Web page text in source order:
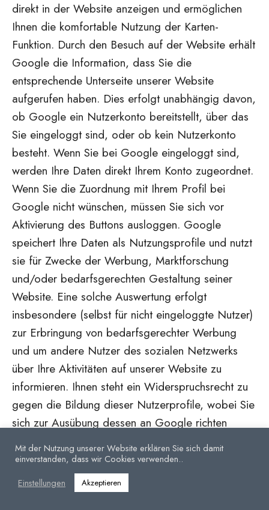
direkt in der Website anzeigen und ermöglichen
Ihnen die komfortable Nutzung der Karten-
Funktion. Durch den Besuch auf der Website erhält
Google die Information, dass Sie die
entsprechende Unterseite unserer Website
aufgerufen haben. Dies erfolgt unabhängig davon,
ob Google ein Nutzerkonto bereitstellt, über das
Sie eingeloggt sind, oder ob kein Nutzerkonto
besteht. Wenn Sie bei Google eingeloggt sind,
werden Ihre Daten direkt Ihrem Konto zugeordnet.
Wenn Sie die Zuordnung mit Ihrem Profil bei
Google nicht wünschen, müssen Sie sich vor
Aktivierung des Buttons ausloggen. Google
speichert Ihre Daten als Nutzungsprofile und nutzt
sie für Zwecke der Werbung, Marktforschung
und/oder bedarfsgerechten Gestaltung seiner
Website. Eine solche Auswertung erfolgt
insbesondere (selbst für nicht eingeloggte Nutzer)
zur Erbringung von bedarfsgerechter Werbung
und um andere Nutzer des sozialen Netzwerks
über Ihre Aktivitäten auf unserer Website zu
informieren. Ihnen steht ein Widerspruchsrecht zu
gegen die Bildung dieser Nutzerprofile, wobei Sie
sich zur Ausübung dessen an Google richten
müssen. Weitere Informationen zu Zweck und
Umfang der Datenerhebung und ihrer Verarbeitung
durch Google erhalten Sie neben weiteren
Informationen zu Ihren diesbezüglichen Rechten
Mit der Nutzung unserer Website erklären Sie sich damit
einverstanden, dass wir Cookies verwenden..
Einstellungen
Akzeptieren